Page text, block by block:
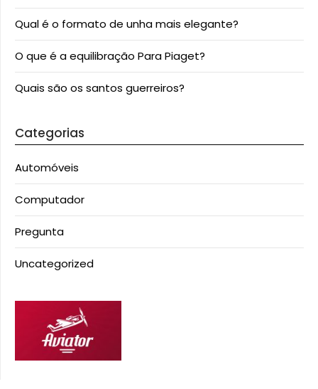
Qual é o formato de unha mais elegante?
O que é a equilibração Para Piaget?
Quais são os santos guerreiros?
Categorias
Automóveis
Computador
Pregunta
Uncategorized